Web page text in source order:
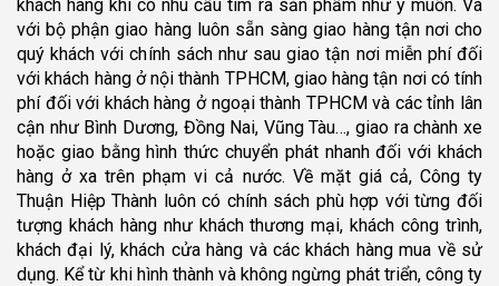
khách hàng khi có nhu cầu tìm ra sản phẩm như ý muốn. Và
với bộ phận giao hàng luôn sẵn sàng giao hàng tận nơi cho
quý khách với chính sách như sau giao tận nơi miễn phí đối
với khách hàng ở nội thành TPHCM, giao hàng tận nơi có tính
phí đối với khách hàng ở ngoại thành TPHCM và các tỉnh lân
cận như Bình Dương, Đồng Nai, Vũng Tàu…, giao ra chành xe
hoặc giao bằng hình thức chuyển phát nhanh đối với khách
hàng ở xa trên phạm vi cả nước. Về mặt giá cả, Công ty
Thuận Hiệp Thành luôn có chính sách phù hợp với từng đối
tượng khách hàng như khách thương mại, khách công trình,
khách đại lý, khách cửa hàng và các khách hàng mua về sử
dụng. Kể từ khi hình thành và không ngừng phát triển, công ty